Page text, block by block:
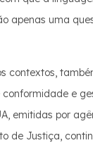
apenas uma
contextos,
e
emitidas por
de Justiça,